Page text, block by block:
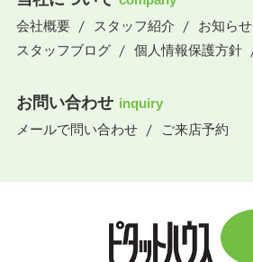
会社概要
スタッフ紹介 お知らせ
スタッフブログ
個人情報保護方針
お問い合わせ inquiry
メールで問い合わせ
ご来店予約